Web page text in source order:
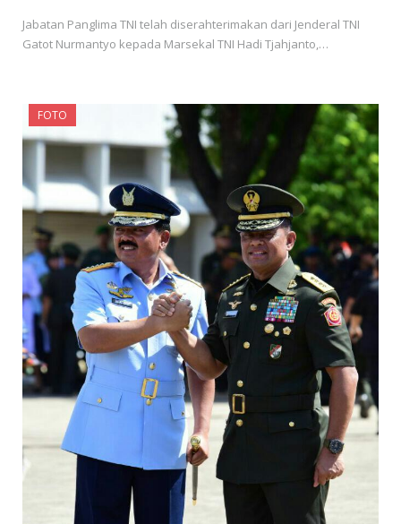
Jabatan Panglima TNI telah diserahterimakan dari Jenderal TNI
Gatot Nurmantyo kepada Marsekal TNI Hadi Tjahjanto,…
FOTO